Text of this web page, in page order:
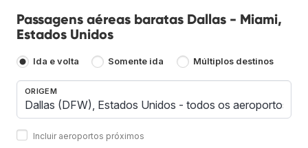
Passagens aéreas baratas Dallas - Miami,
Estados Unidos
Ida e volta Somente ida Múltiplos destinos
ORIGEM
Incluir aeroportos próximos